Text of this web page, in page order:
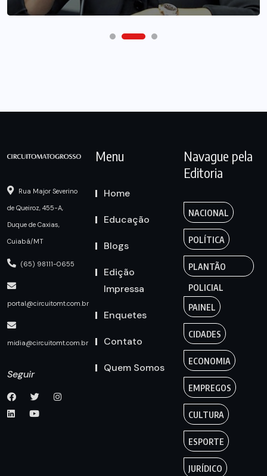
Rua Major Severino
de Queiroz, 455-A,
Duque de Caxias,
Cuiabá/MT
(65) 98111-0655
portal@circuitomt.com.br
midia@circuitomt.com.br
Seguir
Menu
Home
Educação
Blogs
Edição
Impressa
Enquetes
Contato
Quem Somos
Navague pela
Editoria
NACIONAL
POLÍTICA
PLANTÃO
POLICIAL
PAINEL
CIDADES
ECONOMIA
EMPREGOS
CULTURA
ESPORTE
JURÍDICO